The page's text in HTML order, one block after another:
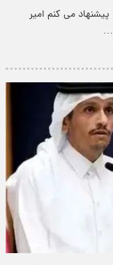
می کنم امیر